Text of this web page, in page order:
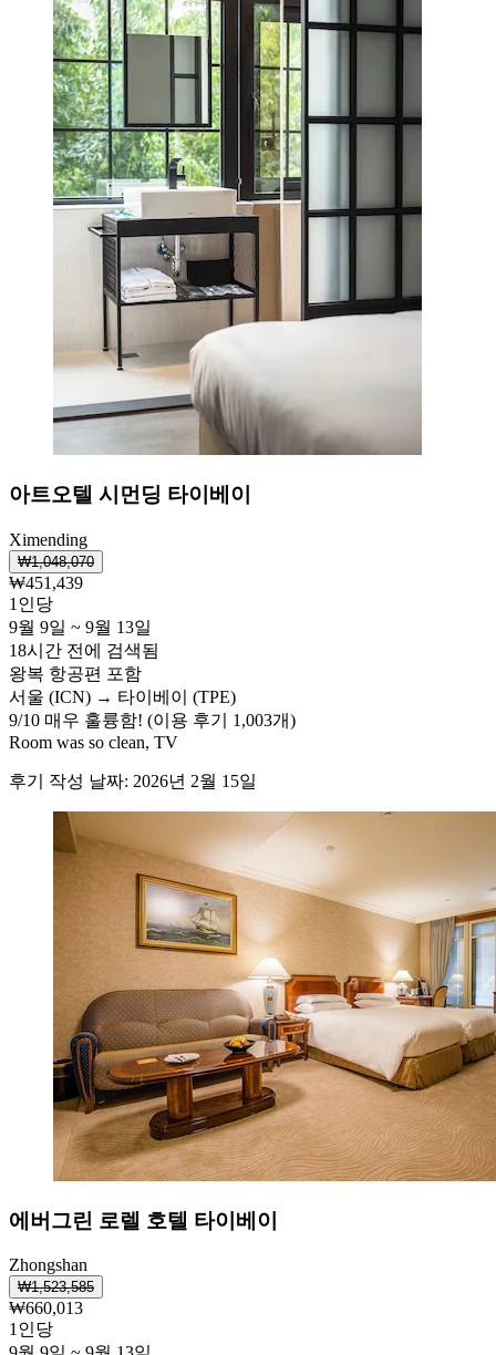
아트오텔 시먼딩 타이베이
Ximending
₩1,048,070
₩451,439
1인당
9월 9일 ~ 9월 13일
18시간 전에 검색됨
왕복 항공편 포함
서울 (ICN) → 타이베이 (TPE)
9/10 매우 훌륭함! (이용 후기 1,003개)
Room was so clean, TV
후기 작성 날짜: 2026년 2월 15일
에버그린 로렐 호텔 타이베이
Zhongshan
₩1,523,585
₩660,013
1인당